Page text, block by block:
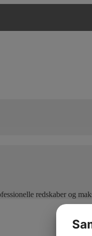
redskaber og